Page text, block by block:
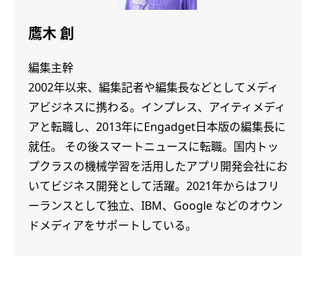
鷹木 創
編集主幹
2002年以来、編集記者や編集長などとしてメディ
アビジネスに携わる。インプレス、アイティメディ
アと転職し、2013年にEngadget日本版の編集長に
就任。 その後スマートニュースに転職。国内トッ
プクラスの機械学習を活用したアプリ開発会社にお
いてビジネス開発として活躍。2021年からはフリ
ーランスとして独立、IBM、Google などのオウン
ドメディアをサポートしている。